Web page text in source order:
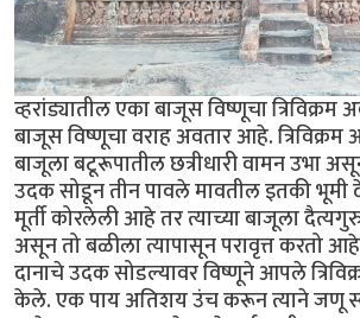
व्हरांड्यातील एका बाजूस विष्णूचा
बाजूस विष्णूचा वराह अवतार आहे. त्रिविक्रम
बाजूला बटूरूपातील छत्रीधारी वामन उभा
उदक सोडून तीन पावले मावतील इतकी भूमी
मूर्ती कोरलेली आहे तर त्याच्या बाजूला
असून तो बळीला त्यापासून परावृत्त करतो
दानाचे उदक सोडल्यावर विष्णूने आपले
केले. एक पाय अतिशय उंच करून त्याने जणू